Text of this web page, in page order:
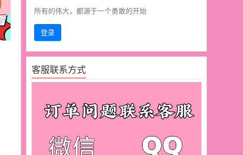
所有的伟大，都源于一个勇敢的开始
登录
客服联系方式